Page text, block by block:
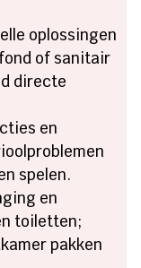
oplossingen
of sanitair
directe
en
spelen.
en
toiletten;
pakken